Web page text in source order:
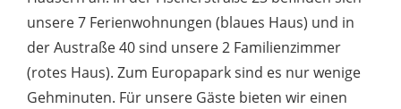
unsere 7 Ferienwohnungen (blaues Haus) und in
der Austraße 40 sind unsere 2 Familienzimmer
(rotes Haus). Zum Europapark sind es nur wenige
Gehminuten. Für unsere Gäste bieten wir einen